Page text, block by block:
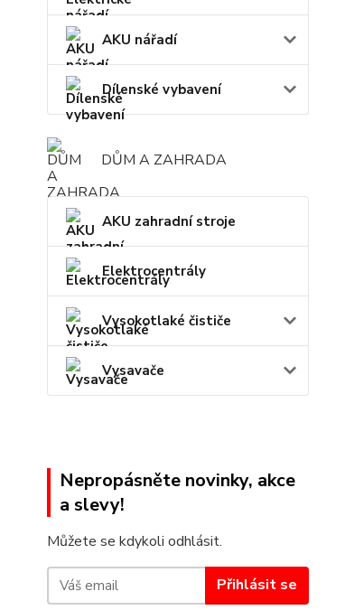
AKU nářadí
Dílenské vybavení
DŮM A ZAHRADA
AKU zahradní stroje
Elektrocentrály
Vysokotlaké čističe
Vysavače
Nepropásněte novinky, akce
a slevy!
Můžete se kdykoli odhlásit.
Přihlásit se